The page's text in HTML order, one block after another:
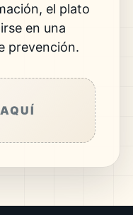
el plato
en una
prevención.